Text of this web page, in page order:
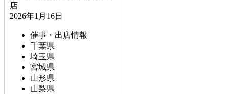
店
2026年1月16日
催事・出店情報
千葉県
埼玉県
宮城県
山形県
山梨県